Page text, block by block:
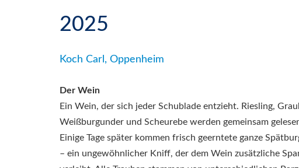
2025
Koch Carl, Oppenheim
Der Wein
Ein Wein, der sich jeder Schublade entzieht. Riesling,
Weißburgunder und Scheurebe werden gemeinsam
Einige Tage später kommen frisch geerntete ganze
– ein ungewöhnlicher Kniff, der dem Wein zusätzliche